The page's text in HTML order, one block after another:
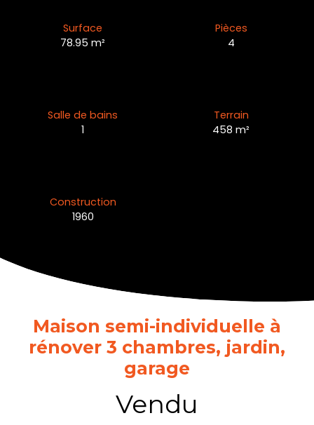
Surface
78.95m²
Pièces
4
Salle de bains
1
Terrain
458m²
Construction
1960
Maison semi-individuelle à
rénover 3 chambres, jardin,
garage
Vendu